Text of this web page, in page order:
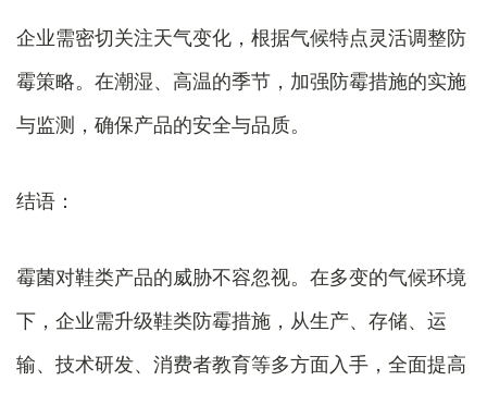
企业需密切关注天气变化，根据气候特点灵活调整防
霉策略。在潮湿、高温的季节，加强防霉措施的实施
与监测，确保产品的安全与品质。
结语：
霉菌对鞋类产品的威胁不容忽视。在多变的气候环境
下，企业需升级鞋类防霉措施，从生产、存储、运
输、技术研发、消费者教育等多方面入手，全面提高